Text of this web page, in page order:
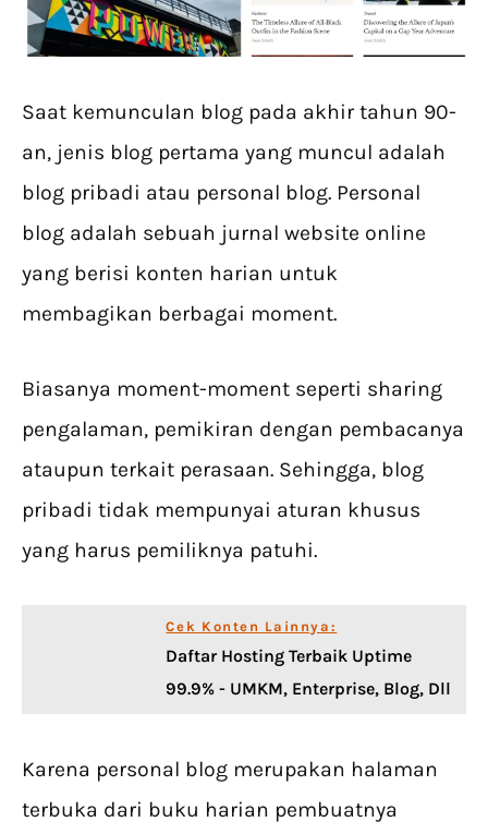
Saat kemunculan blog pada akhir tahun 90-
an, jenis blog pertama yang muncul adalah
blog pribadi atau personal blog. Personal
blog adalah sebuah jurnal website online
yang berisi konten harian untuk
membagikan berbagai moment.
Biasanya moment-moment seperti sharing
pengalaman, pemikiran dengan pembacanya
ataupun terkait perasaan. Sehingga, blog
pribadi tidak mempunyai aturan khusus
yang harus pemiliknya patuhi.
Cek Konten Lainnya:
Daftar Hosting Terbaik Uptime
99.9% - UMKM, Enterprise, Blog, Dll
Karena personal blog merupakan halaman
terbuka dari buku harian pembuatnya